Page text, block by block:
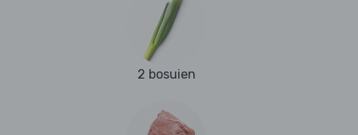
2 bosuien